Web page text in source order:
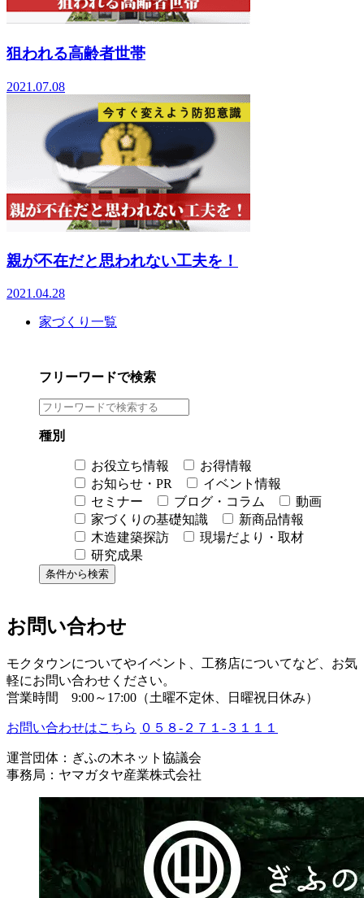
狙われる高齢者世帯
2021.07.08
親が不在だと思われない工夫を！
2021.04.28
家づくり一覧
フリーワードで検索
種別
お役立ち情報
お得情報
お知らせ・PR
イベント情報
セミナー
ブログ・コラム
動画
家づくりの基礎知識
新商品情報
木造建築探訪
現場だより・取材
研究成果
お問い合わせ
モクタウンについてやイベント、工務店についてなど、お気
軽にお問い合わせください。
営業時間 9:00～17:00（土曜不定休、日曜祝日休み）
お問い合わせはこちら ０５８-２７１-３１１１
運営団体：ぎふの木ネット協議会
事務局：ヤマガタヤ産業株式会社